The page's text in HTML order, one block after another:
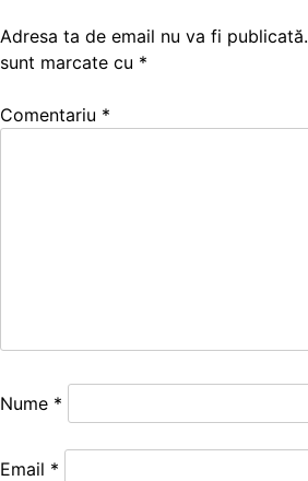
Adresa ta de email nu va fi publicată.
sunt marcate cu *
Comentariu *
Nume *
Email *